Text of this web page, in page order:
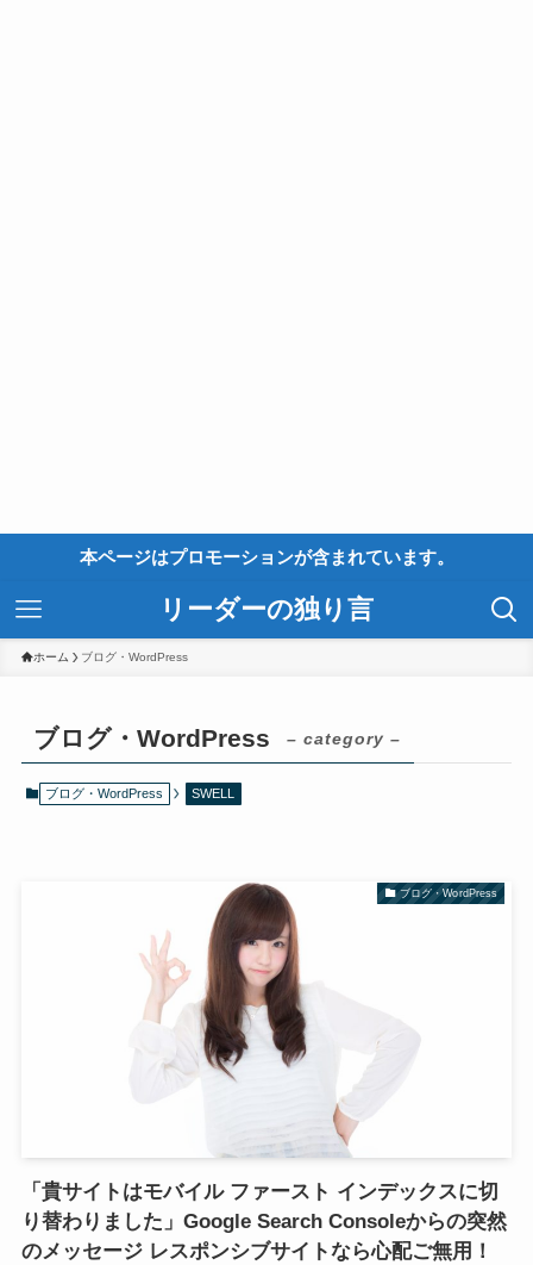
本ページはプロモーションが含まれています。
リーダーの独り言
ホーム ブログ・WordPress
ブログ・WordPress – category –
ブログ・WordPress SWELL
ブログ・WordPress
「貴サイトはモバイル ファースト インデックスに切
り替わりました」Google Search Consoleからの突然
のメッセージ レスポンシブサイトなら心配ご無用！